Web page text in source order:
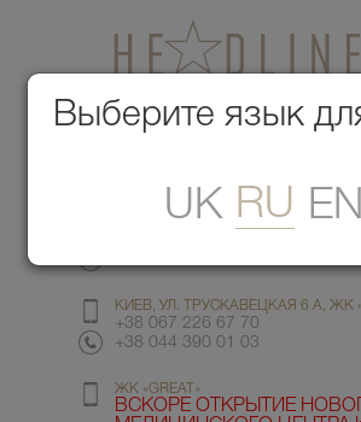
КИЕВ, УЛ. ГМЫРИ 6
КИЕВ, УЛ. ТРУСКАВЕЦКАЯ 6 А, ЖК
+38 067 226 67 70
+38 044 390 01 03
ЖК «GREAT»
ВСКОРЕ ОТКРЫТИЕ
Выберите язык
UK RU EN